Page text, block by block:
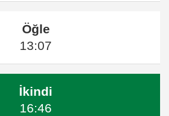
Öğle
13:07
İkindi
16:46